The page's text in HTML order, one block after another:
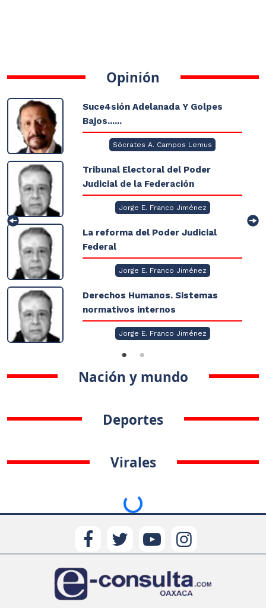
Opinión
Suce4sión Adelanada Y Golpes
Bajos......
Sócrates A. Campos Lemus
Tribunal Electoral del Poder
Judicial de la Federación
Jorge E. Franco Jiménez
La reforma del Poder Judicial
Federal
Jorge E. Franco Jiménez
Derechos Humanos. Sistemas
normativos internos
Jorge E. Franco Jiménez
Nación y mundo
Deportes
Virales
Loading...